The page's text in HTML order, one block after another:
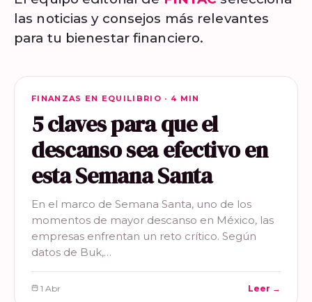
las noticias y consejos más relevantes
para tu bienestar financiero.
FINANZAS EN EQUILIBRIO
FINANZAS EN EQUILIBRIO · 4 MIN
5 claves para que el
descanso sea efectivo en
esta Semana Santa
En el marco de Semana Santa, uno de los
momentos de mayor descanso en México, las
empresas enfrentan un reto crítico. Según
datos de Buk,…
1 Abr Leer →